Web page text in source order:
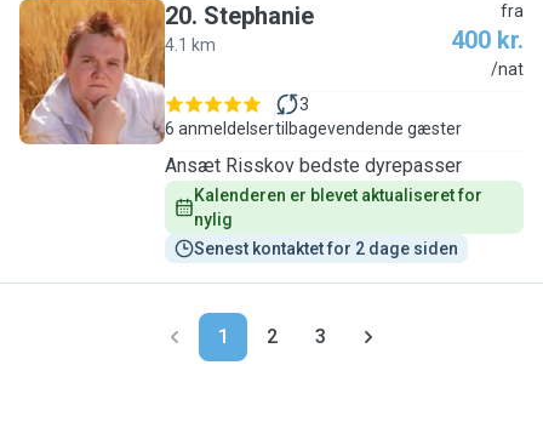
S
20. Stephanie
4.1 km
fra
400 kr.
/nat
6 anmeldelser
3
tilbagevendende gæster
Ansæt Risskov bedste dyrepasser
Kalenderen er blevet aktualiseret for
nylig
Senest kontaktet for 2 dage siden
1 2 3